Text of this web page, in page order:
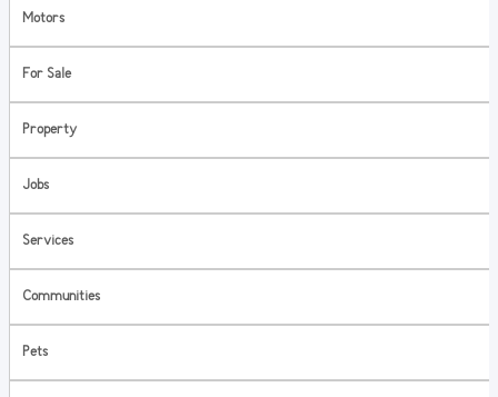
Motors
For Sale
Property
Jobs
Services
Communities
Pets